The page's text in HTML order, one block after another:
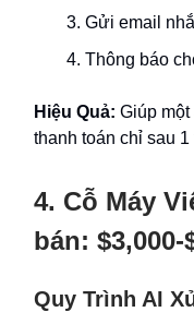
Gửi email
Thông báo
Hiệu Quả: Giúp
thanh toán chỉ sau 1
4. Cỗ Máy
bán: $3,000-
Quy Trình AI